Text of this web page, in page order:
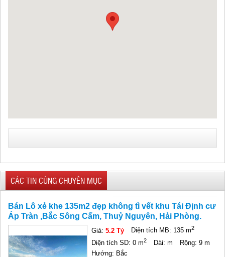
CÁC TIN CÙNG CHUYÊN MỤC
Bán Lô xẻ khe 135m2 đẹp không tì vết khu Tái Định cư
Áp Tràn ,Bắc Sông Cấm, Thuỷ Nguyên, Hải Phòng.
Giá:5.2 Tỷ Diện tích MB: 135 m2
Diện tích SD: 0 m2 Dài: m
Rộng: 9 m
Hướng: Bắc